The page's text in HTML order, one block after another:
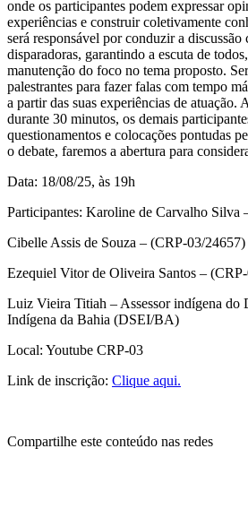
onde os participantes podem expressar
experiências e construir coletivamente
será responsável por conduzir a discussão
disparadoras, garantindo a escuta de
manutenção do foco no tema proposto.
palestrantes para fazer falas com tempo
a partir das suas experiências de atuação.
durante 30 minutos, os demais
questionamentos e colocações pontudas
o debate, faremos a abertura para
Data: 18/08/25, às 19h
Participantes: Karoline de Carvalho Silva
Cibelle Assis de Souza – (CRP-03/24657)
Ezequiel Vitor de Oliveira Santos –
Luiz Vieira Titiah – Assessor indígena do
Indígena da Bahia (DSEI/BA)
Local: Youtube CRP-03
Link de inscrição: Clique aqui.
Compartilhe este conteúdo nas redes